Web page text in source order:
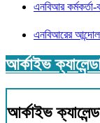
এনবিআর কর্মকর্তা-
এনবিআরের
আর্কাইভ
আর্কাইভ